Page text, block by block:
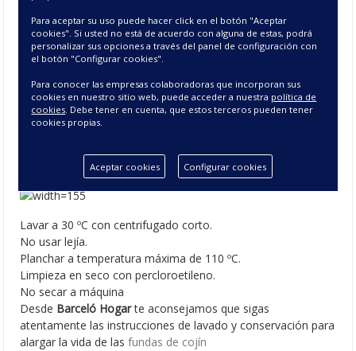
Cojines Jacquard Decoración
COJINES TRÍPOLI
Composición: 70% Poliéster - 30% Algodón
Colores: 01 Blanco, 02 Crema y 27 Perla.
Instrucciones de Lavado
Lavar a 30 ºC con centrifugado corto.
No usar lejía.
Planchar a temperatura máxima de 110 ºC.
Limpieza en seco con percloroetileno.
No secar a máquina
Desde Barceló Hogarte aconsejamos que sigas
atentamente las instrucciones de lavado y conservación para
alargar la vida de lasfundas de cojín
Para aceptar su uso puede hacer click en el botón "Aceptar
cookies". Si usted no está de acuerdo con alguna de estas, podrá
personalizar sus opciones a través del panel de configuración con
el botón "Configurar cookies".
Para conocer las empresas colaboradoras que incorporan sus
cookies en nuestro sitio web, puede acceder a nuestra política de
cookies. Debe tener en cuenta, que estos terceros pueden tener
cookies propias.
Aceptar cookies Configurar cookies